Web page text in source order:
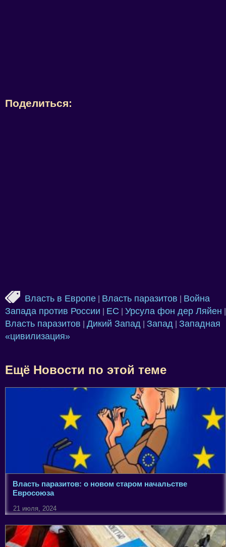
Поделиться:
Власть в Европе Власть паразитов
Война
Запада против России
ЕС Урсула фон дер Ляйен
Власть паразитов Дикий Запад Запад
Западная
«цивилизация»
Ещё Новости по этой теме
Власть паразитов: о новом старом начальстве
Евросоюза
21 июля, 2024